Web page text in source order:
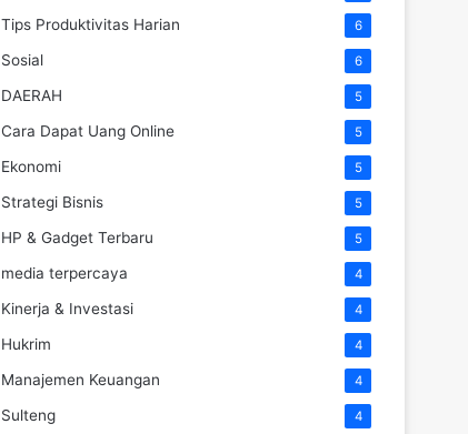
Tips Produktivitas Harian 6
Sosial 6
DAERAH 5
Cara Dapat Uang Online 5
Ekonomi 5
Strategi Bisnis 5
HP & Gadget Terbaru 5
media terpercaya 4
Kinerja & Investasi 4
Hukrim 4
Manajemen Keuangan 4
Sulteng 4